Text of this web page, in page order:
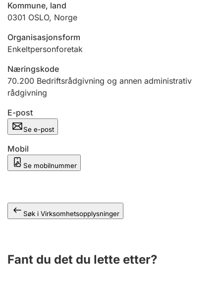
Ektepaktveileder
Offentlig sektor
Andre tema
Kommune, land
0301 OSLO, Norge
Organisasjonsform
Enkeltpersonforetak
Næringskode
70.200 Bedriftsrådgivning og annen administrativ
rådgivning
E-post
Se e-post
Mobil
Se mobilnummer
Søk i Virksomhetsopplysninger
Fant du det du lette etter?